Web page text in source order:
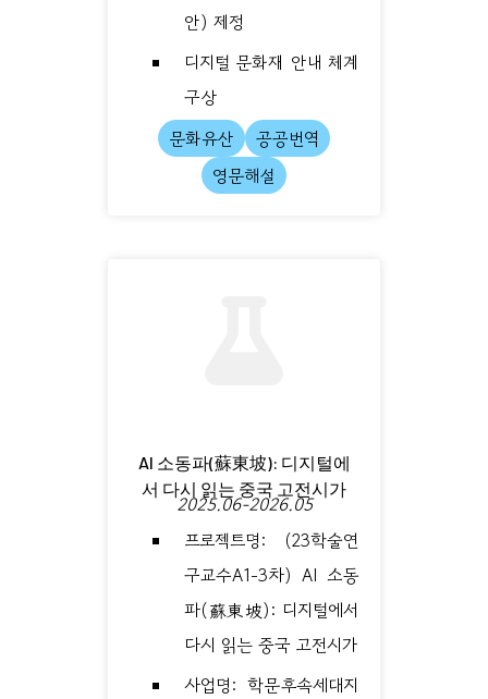
안) 제정
디지털 문화재 안내 체계
구상
문화유산
공공번역
영문해설
AI 소동파(蘇東坡): 디지털에
서 다시 읽는 중국 고전시가
2025.06-2026.05
프로젝트명: (23학술연
구교수A1-3차) AI 소동
파(蘇東坡): 디지털에서
다시 읽는 중국 고전시가
사업명: 학문후속세대지